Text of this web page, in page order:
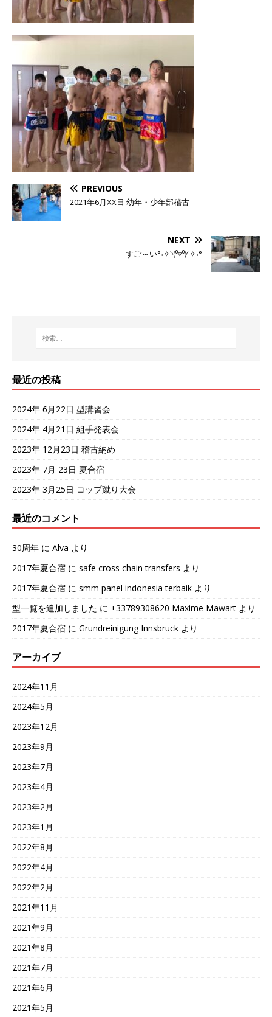
PREVIOUS
2021年6月XX日 幼年・少年部稽古
NEXT
すご～い°˖✧◝(⁰▿⁰)◜✧˖°
最近の投稿
2024年 6月22日 型講習会
2024年 4月21日 組手発表会
2023年 12月23日 稽古納め
2023年 7月 23日 夏合宿
2023年 3月25日 コップ蹴り大会
最近のコメント
30周年 に Alva より
2017年夏合宿 に safe cross chain transfers より
2017年夏合宿 に smm panel indonesia terbaik より
型一覧を追加しました に +33789308620 Maxime Mawart より
2017年夏合宿 に Grundreinigung Innsbruck より
アーカイブ
2024年11月
2024年5月
2023年12月
2023年9月
2023年7月
2023年4月
2023年2月
2023年1月
2022年8月
2022年4月
2022年2月
2021年11月
2021年9月
2021年8月
2021年7月
2021年6月
2021年5月